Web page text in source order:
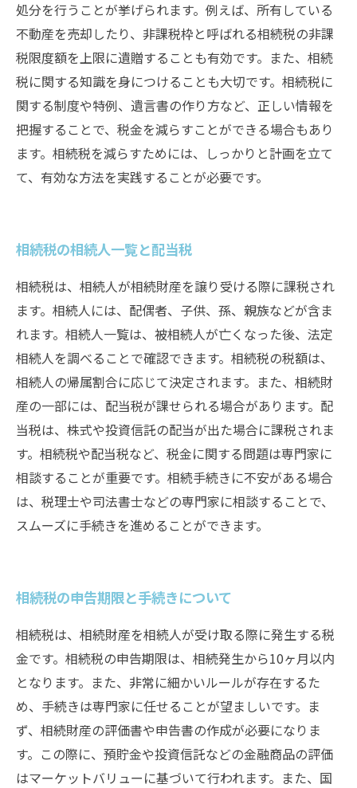
処分を行うことが挙げられます。例えば、所有している
不動産を売却したり、非課税枠と呼ばれる相続税の非課
税限度額を上限に遺贈することも有効です。また、相続
税に関する知識を身につけることも大切です。相続税に
関する制度や特例、遺言書の作り方など、正しい情報を
把握することで、税金を減らすことができる場合もあり
ます。相続税を減らすためには、しっかりと計画を立て
て、有効な方法を実践することが必要です。
相続税の相続人一覧と配当税
相続税は、相続人が相続財産を譲り受ける際に課税され
ます。相続人には、配偶者、子供、孫、親族などが含ま
れます。相続人一覧は、被相続人が亡くなった後、法定
相続人を調べることで確認できます。相続税の税額は、
相続人の帰属割合に応じて決定されます。また、相続財
産の一部には、配当税が課せられる場合があります。配
当税は、株式や投資信託の配当が出た場合に課税されま
す。相続税や配当税など、税金に関する問題は専門家に
相談することが重要です。相続手続きに不安がある場合
は、税理士や司法書士などの専門家に相談することで、
スムーズに手続きを進めることができます。
相続税の申告期限と手続きについて
相続税は、相続財産を相続人が受け取る際に発生する税
金です。相続税の申告期限は、相続発生から10ヶ月以内
となります。また、非常に細かいルールが存在するた
め、手続きは専門家に任せることが望ましいです。ま
ず、相続財産の評価書や申告書の作成が必要になりま
す。この際に、預貯金や投資信託などの金融商品の評価
はマーケットバリューに基づいて行われます。また、国